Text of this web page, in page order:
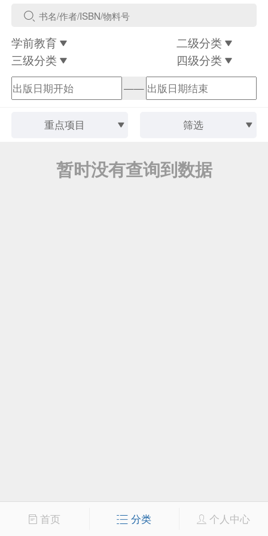
学前教育
二级分类
三级分类
四级分类
——
重点项目 筛选
暂时没有查询到数据
首页 分类 个人中心